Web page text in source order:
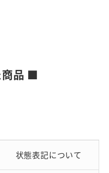
品 ■
状態表記について